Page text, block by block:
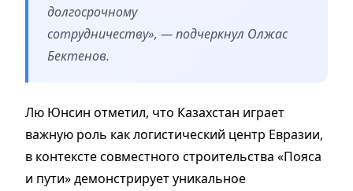
долгосрочному
сотрудничеству», — подчеркнул Олжас
Бектенов.
Лю Юнсин отметил, что Казахстан играет
важную роль как логистический центр Евразии,
в контексте совместного строительства «Пояса
и пути» демонстрирует уникальное